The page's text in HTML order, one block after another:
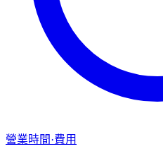
營業時間·費用